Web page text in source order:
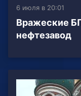
6 июля в 20:01
Вражеские
нефтезавод